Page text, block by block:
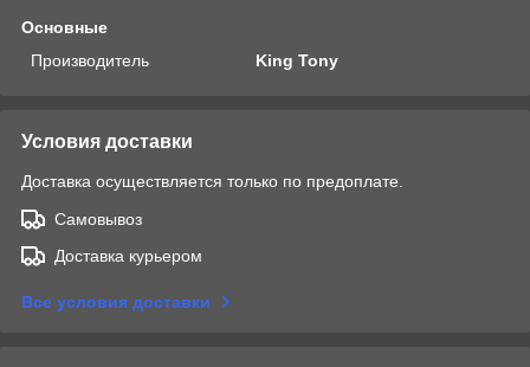
Основные
Производитель
King Tony
Условия доставки
Доставка осуществляется только по предоплате.
Самовывоз
Доставка курьером
Все условия доставки